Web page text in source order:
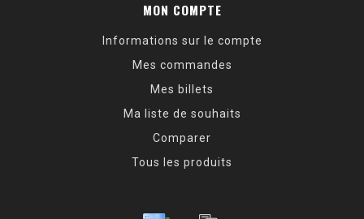
MON COMPTE
Informations sur le compte
Mes commandes
Mes billets
Ma liste de souhaits
Comparer
Tous les produits